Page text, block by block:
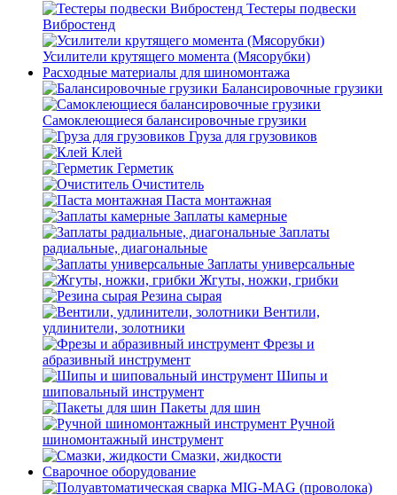
Тестеры подвески
Вибростенд
Усилители крутящего момента (Мясорубки)
Расходные материалы для шиномонтажа
Балансировочные грузики
Самоклеющиеся балансировочные грузики
Груза для грузовиков
Клей
Герметик
Очиститель
Паста монтажная
Заплаты камерные
Заплаты
радиальные, диагональные
Заплаты универсальные
Жгуты, ножки, грибки
Резина сырая
Вентили,
удлинители, золотники
Фрезы и
абразивный инструмент
Шипы и
шиповальный инструмент
Пакеты для шин
Ручной
шиномонтажный инструмент
Смазки, жидкости
Сварочное оборудование